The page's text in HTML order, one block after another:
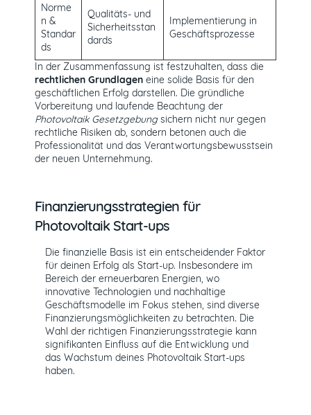
Norme
n &
Standar
ds
Qualitäts- und
Sicherheitsstan
dards
Implementierung in
Geschäftsprozesse
In der Zusammenfassung ist festzuhalten, dass die
rechtlichen Grundlagen eine solide Basis für den
geschäftlichen Erfolg darstellen. Die gründliche
Vorbereitung und laufende Beachtung der
Photovoltaik Gesetzgebungsichern nicht nur gegen
rechtliche Risiken ab, sondern betonen auch die
Professionalität und das Verantwortungsbewusstsein
der neuen Unternehmung.
Finanzierungsstrategien für
Photovoltaik Start-ups
Die finanzielle Basis ist ein entscheidender Faktor
für deinen Erfolg als Start-up. Insbesondere im
Bereich der erneuerbaren Energien, wo
innovative Technologien und nachhaltige
Geschäftsmodelle im Fokus stehen, sind diverse
Finanzierungsmöglichkeiten zu betrachten. Die
Wahl der richtigen Finanzierungsstrategie kann
signifikanten Einfluss auf die Entwicklung und
das Wachstum deines Photovoltaik Start-ups
haben.